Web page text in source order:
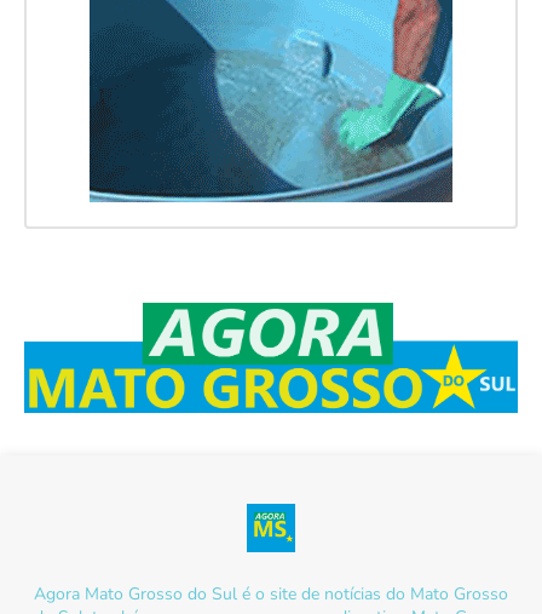
Agora Mato Grosso do Sul é o site de notícias do Mato Grosso